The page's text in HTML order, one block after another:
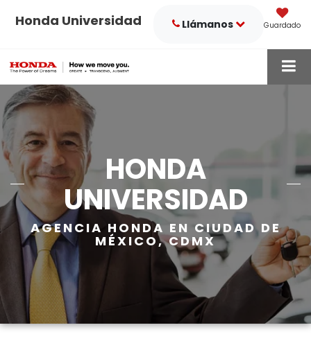
Honda Universidad Guardado
Llámanos
HONDA
UNIVERSIDAD
AGENCIA HONDA EN CIUDAD DE
MÉXICO, CDMX